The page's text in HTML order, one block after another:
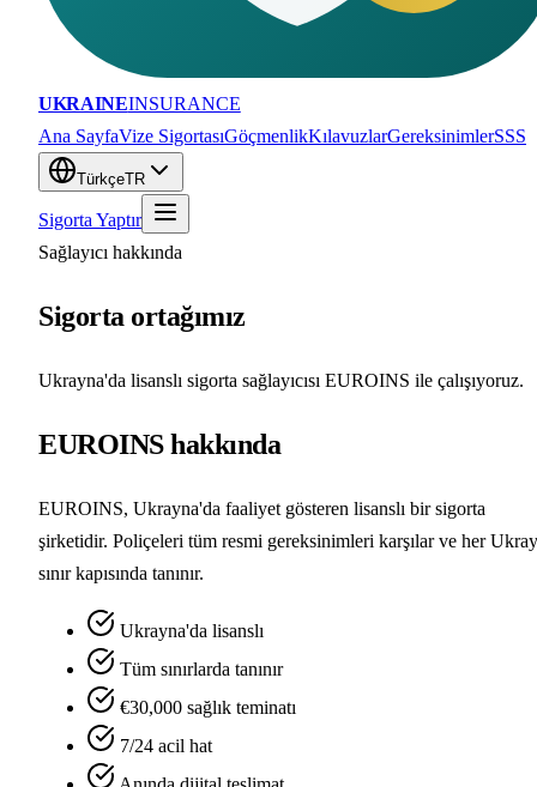
UKRAINEINSURANCE
Ana SayfaVize SigortasıGöçmenlikKılavuzlarGereksinimlerSSS
TürkçeTR
Sigorta Yaptır
Sağlayıcı hakkında
Sigorta ortağımız
Ukrayna'da lisanslı sigorta sağlayıcısı EUROINS ile çalışıyoruz.
EUROINS hakkında
EUROINS, Ukrayna'da faaliyet gösteren lisanslı bir sigorta
şirketidir. Poliçeleri tüm resmi gereksinimleri karşılar ve her
sınır kapısında tanınır.
Ukrayna'da lisanslı
Tüm sınırlarda tanınır
€30,000 sağlık teminatı
7/24 acil hat